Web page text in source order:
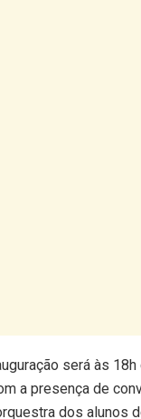
será às
a presença de
dos alunos